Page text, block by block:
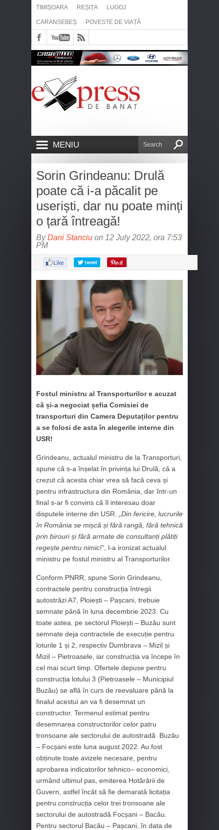
TIMIȘOARA REȘIȚA LUGOJ
CARANSEBEȘ POVESTE DE VIAȚĂ
MENIU
Sorin Grindeanu: Drulă
poate că i-a păcalit pe
useriști, dar nu poate minți
o țară întreagă!
ByDani Stanciu on 12 July 2022, ora 7:53
PM
Fostul ministru al Transporturilor e acuzat
că și-a negociat șefia Comisiei de
transporturi din Camera Deputaților pentru
a se folosi de asta în alegerile interne din
USR!
Grindeanu, actualul ministru de la Transporturi,
spune că s-a înșelat în privința lui Drulă, că a
crezut că acesta chiar vrea să facă ceva și
pentru infrastructura din România, dar într-un
final s-ar fi convins că îl interesau doar
disputele interne din USR.
Din fericire, lucrurile
în România se mișcă și fără rangă, fără tehnică
prin birouri și fără armate de consultanți plătiți
regește pentru nimic!” , l-a ironizat actualul
ministru pe fostul ministru al Transporturilor.
Conform PNRR, spune Sorin Grindeanu,
contractele pentru construcția întregii
autostrăzi A7, Ploiești – Pașcani, trebuie
semnate până în luna decembrie 2023. Cu
toate astea, pe sectorul Ploiești – Buzău sunt
semnate deja contractele de execuție pentru
loturile 1 și 2, respectiv Dumbrava – Mizil și
Mizil – Pietroasele, iar construcția va începe în
cel mai scurt timp. Ofertele depuse pentru
construcția lotului 3 (Pietroasele – Municipiul
Buzău) se află în curs de reevaluare până la
finalul acestui an va fi desemnat un
constructor. Termenul estimat pentru
desemnarea constructorilor celor patru
tronsoane ale sectorului de autostradă Buzău
– Focșani este luna august 2022. Au fost
obținute toate avizele necesare, pentru
aprobarea indicatorilor tehnico– economici,
urmând ultimul pas, emiterea Hotărârii de
Guvern, astfel încât să fie demarată licitația
pentru construcția celor trei tronsoane ale
sectorului de autostradă Focșani – Bacău.
Pentru sectorul Bacău – Pașcani, în data de